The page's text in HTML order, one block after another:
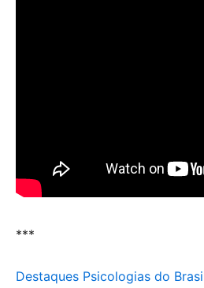
***
Destaques Psicologias do